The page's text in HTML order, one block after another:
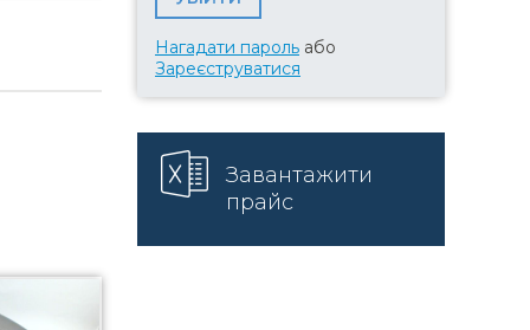
Нагадати пароль або
Зареєструватися
Завантажити
прайс